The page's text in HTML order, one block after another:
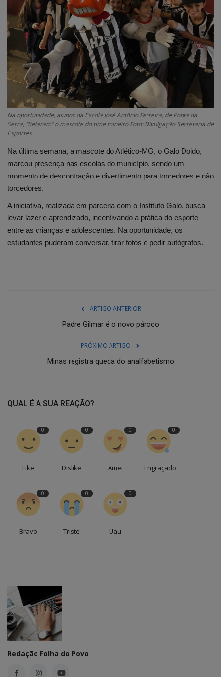
Edições em PDF
Fotos
Na oportunidade, alunos da Escola José Antônio Ferreira, de Ponta da
Serra, “tietaram” o mascote do time mineiro Foto: Divulgação Secretaria de
Esportes
Na última semana, a mascote do Atlético-MG, o Galo Doido,
marcou presença nas escolas do município, sendo um
momento de descontração e divertimento para torcedores e não
torcedores.
A iniciativa, realizada em parceria com o Instituto Galo, busca
levar lazer e aprendizado, incentivando a prática do esporte
entre as crianças e adolescentes. Na oportunidade, os
estudantes puderam conversar, tirar fotos e pedir autógrafos.
ARTIGO ANTERIOR
Padre Gilmar é o novo pároco
PRÓXIMO ARTIGO
Minas registra queda do analfabetismo
QUAL É A SUA REAÇÃO?
0
Like
0
Dislike
0
Amei
0
Engraçado
0
Bravo
0
Triste
0
Uau
Redação Folha do Povo